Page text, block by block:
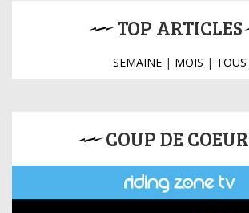
TOP ARTICLES
SEMAINE| MOIS | TOUS
COUP DE COEUR